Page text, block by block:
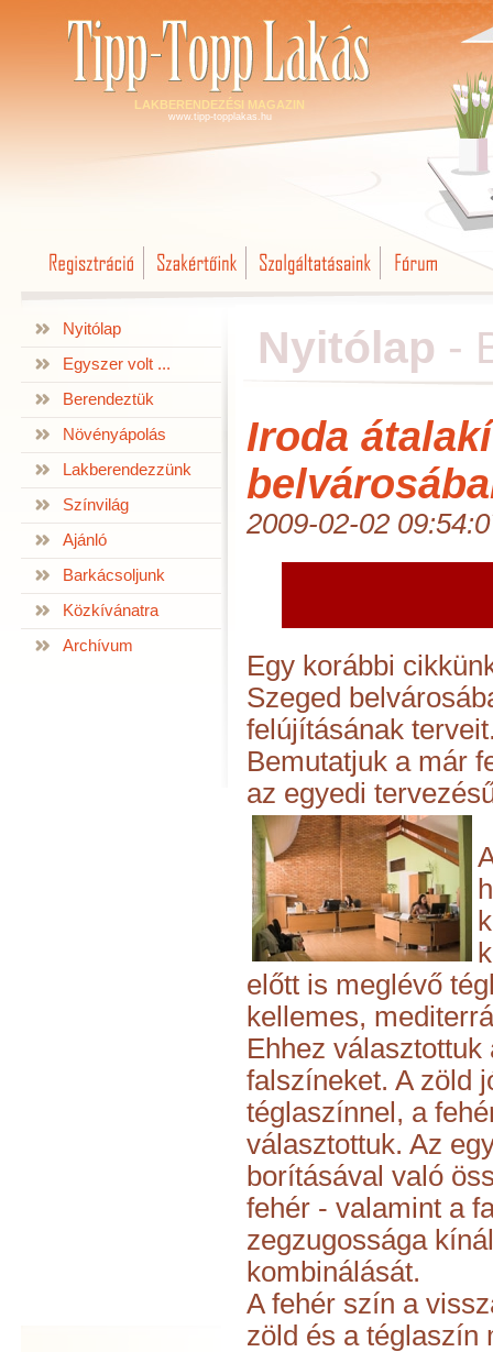
LAKBERENDEZÉSI MAGAZIN
www.tipp-topplakas.hu
Nyitólap
Egyszer volt ...
Berendeztük
Növényápolás
Lakberendezzünk
Színvilág
Ajánló
Barkácsoljunk
Közkívánatra
Archívum
Nyitólap -
Iroda
2009-02-02
Egy korábbi
Szeged
felújításának
Bemutatjuk a már
az egyedi
előtt is meglévő
kellemes,
Ehhez
falszíneket. A zöld
téglaszínnel, a
választottuk. Az
borításával való
fehér - valamint a
zegzugossága
kombinálását.
A fehér szín a
zöld és a téglaszín